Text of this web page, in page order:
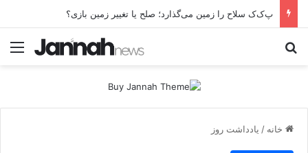
پ‌ک‌ک سلاح را زمین می‌گذارد؛ صلح یا تغییر زمین بازی؟
خانه / یادداشت روز